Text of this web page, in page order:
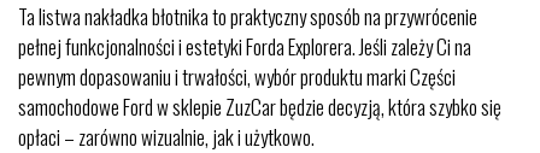
Ta listwa nakładka błotnika to praktyczny sposób na przywrócenie
pełnej funkcjonalności i estetyki Forda Explorera. Jeśli zależy Ci na
pewnym dopasowaniu i trwałości, wybór produktu marki Części
samochodowe Ford w sklepie ZuzCar będzie decyzją, która szybko się
opłaci – zarówno wizualnie, jak i użytkowo.